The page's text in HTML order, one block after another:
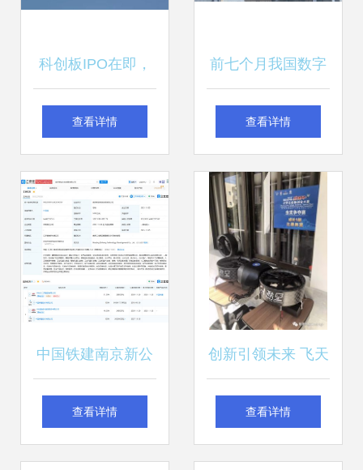
科创板IPO在即，
成都纵横遇专利侵
行器销售的挑战与
反思
查看详情
前七个月我国数字
新消费蓬勃发展 智
增长显著
查看详情
中国铁建南京新公
司布局智能无人飞
查看详情
创新引领未来 飞天
工兵智能空中作业
查看详情